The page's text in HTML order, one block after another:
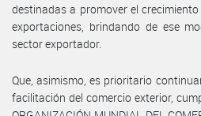
destinadas a promover el
exportaciones, brindando de ese
sector exportador.
Que, asimismo, es prioritario
facilitación del comercio exterior,